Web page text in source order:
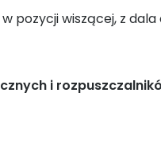
w pozycji wiszącej, z
i